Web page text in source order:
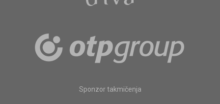
Sponzor takmičenja